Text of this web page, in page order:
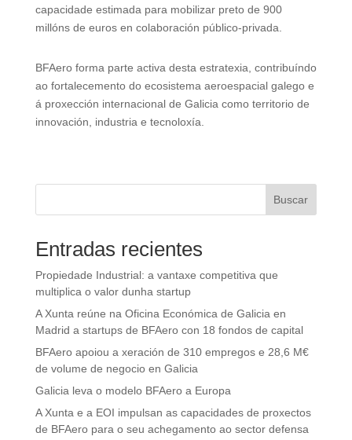
capacidade estimada para mobilizar preto de 900
millóns de euros en colaboración público-privada.
BFAero forma parte activa desta estratexia, contribuíndo
ao fortalecemento do ecosistema aeroespacial galego e
á proxección internacional de Galicia como territorio de
innovación, industria e tecnoloxía.
Buscar
Entradas recientes
Propiedade Industrial: a vantaxe competitiva que
multiplica o valor dunha startup
A Xunta reúne na Oficina Económica de Galicia en
Madrid a startups de BFAero con 18 fondos de capital
BFAero apoiou a xeración de 310 empregos e 28,6 M€
de volume de negocio en Galicia
Galicia leva o modelo BFAero a Europa
A Xunta e a EOI impulsan as capacidades de proxectos
de BFAero para o seu achegamento ao sector defensa